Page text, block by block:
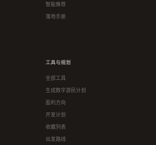
智能推荐
落地手册
工具与规划
全部工具
生成数字游民计划
盈利方向
开发计划
收藏列表
出发路线